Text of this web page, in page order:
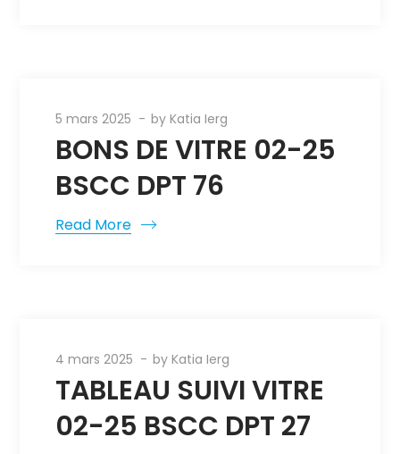
5 mars 2025 byKatia Ierg
BONS DE VITRE 02-25
BSCC DPT 76
Read More
4 mars 2025 byKatia Ierg
TABLEAU SUIVI VITRE
02-25 BSCC DPT 27